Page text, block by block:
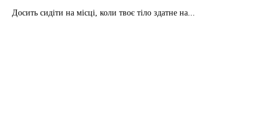
Досить сидіти на місці, коли твоє тіло здатне на...